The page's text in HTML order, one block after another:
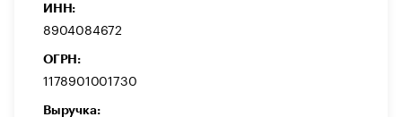
ИНН:
8904084672
ОГРН:
1178901001730
Выручка: